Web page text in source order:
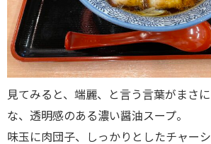
見てみると、端麗、と言う言葉がまさ
な、透明感のある濃い醤油スープ。
味玉に肉団子、しっかりとしたチャー